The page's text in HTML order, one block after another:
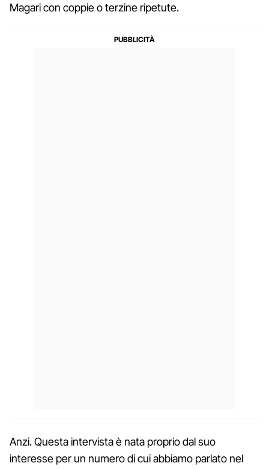
Magari con coppie o terzine ripetute.
Anzi. Questa intervista è nata proprio dal suo
interesse per un numero di cui abbiamo parlato nel